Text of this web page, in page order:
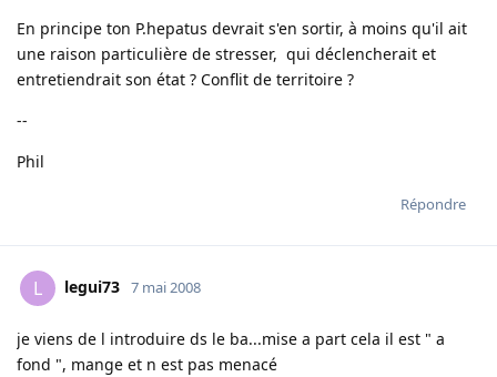
En principe ton P.hepatus devrait s'en sortir, à moins qu'il ait
une raison particulière de stresser, qui déclencherait et
entretiendrait son état ? Conflit de territoire ?
--
Phil
Répondre
L legui73 7 mai 2008
je viens de l introduire ds le ba...mise a part cela il est " a
fond ", mange et n est pas menacé